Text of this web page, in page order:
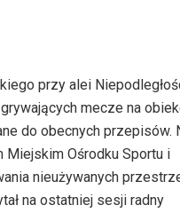
przy alei
mecze na
do obecnych przepisów.
Ośrodku Sportu i
nieużywanych
na ostatniej sesji radny